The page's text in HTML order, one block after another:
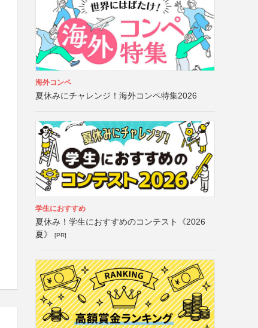
海外コンペ
夏休みにチャレンジ！海外コンペ特集2026
学生におすすめ
夏休み！学生におすすめのコンテスト《2026
夏》
[PR]